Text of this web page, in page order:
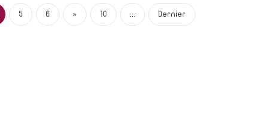
5 6 » 10 ... Dernier